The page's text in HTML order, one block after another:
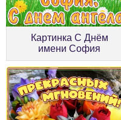
Картинка С Днём
имени София